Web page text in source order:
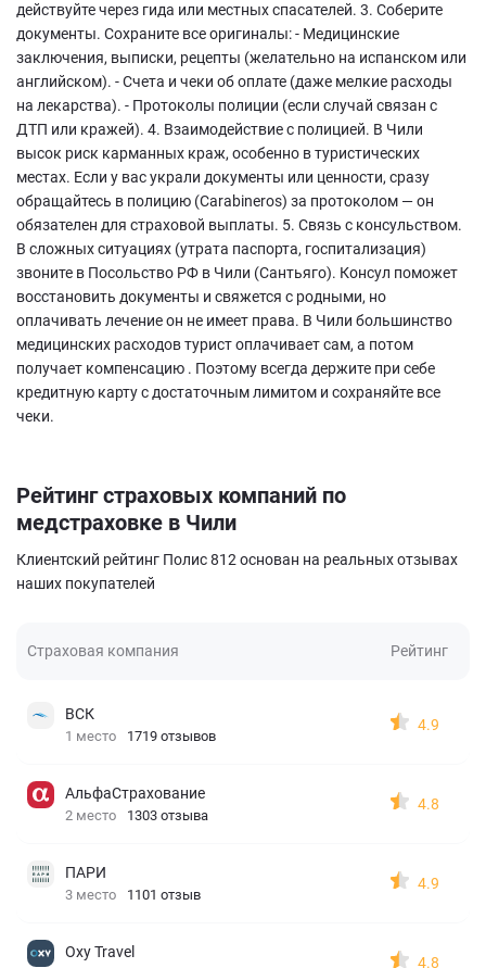
действуйте через гида или местных спасателей. 3. Соберите
документы. Сохраните все оригиналы: - Медицинские
заключения, выписки, рецепты (желательно на испанском или
английском). - Счета и чеки об оплате (даже мелкие расходы
на лекарства). - Протоколы полиции (если случай связан с
ДТП или кражей). 4. Взаимодействие с полицией. В Чили
высок риск карманных краж, особенно в туристических
местах. Если у вас украли документы или ценности, сразу
обращайтесь в полицию (Carabineros) за протоколом — он
обязателен для страховой выплаты. 5. Связь с консульством.
В сложных ситуациях (утрата паспорта, госпитализация)
звоните в Посольство РФ в Чили (Сантьяго). Консул поможет
восстановить документы и свяжется с родными, но
оплачивать лечение он не имеет права. В Чили большинство
медицинских расходов турист оплачивает сам, а потом
получает компенсацию . Поэтому всегда держите при себе
кредитную карту с достаточным лимитом и сохраняйте все
чеки.
Рейтинг страховых компаний по
медстраховке в Чили
Клиентский рейтинг Полис 812 основан на реальных отзывах
наших покупателей
Страховая компания Рейтинг
ВСК
1 место 1719 отзывов
4.9
АльфаСтрахование
2 место 1303 отзыва
4.8
ПАРИ
3 место 1101 отзыв
4.9
Oxy Travel
4.8